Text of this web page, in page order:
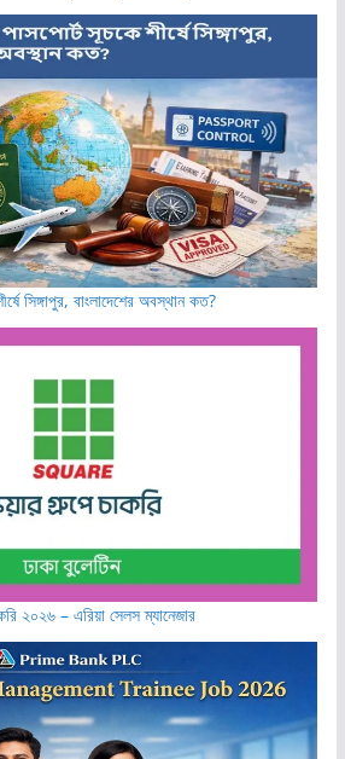
সিঙ্গাপুর, বাংলাদেশের অবস্থান কত?
২০২৬ – এরিয়া সেলস ম্যানেজার